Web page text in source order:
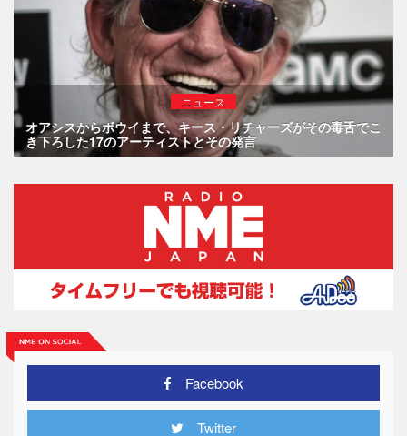
ニュース
オアシスからボウイまで、キース・リチャーズがその毒舌でこ
き下ろした17のアーティストとその発言
Facebook
Twitter